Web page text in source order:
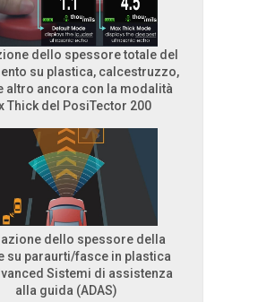
dello spessore totale del
su plastica, calcestruzzo,
altro ancora con la modalità
Thick del PosiTector 200
dello spessore della
su paraurti/fasce in plastica
Sistemi di assistenza
alla guida (ADAS)